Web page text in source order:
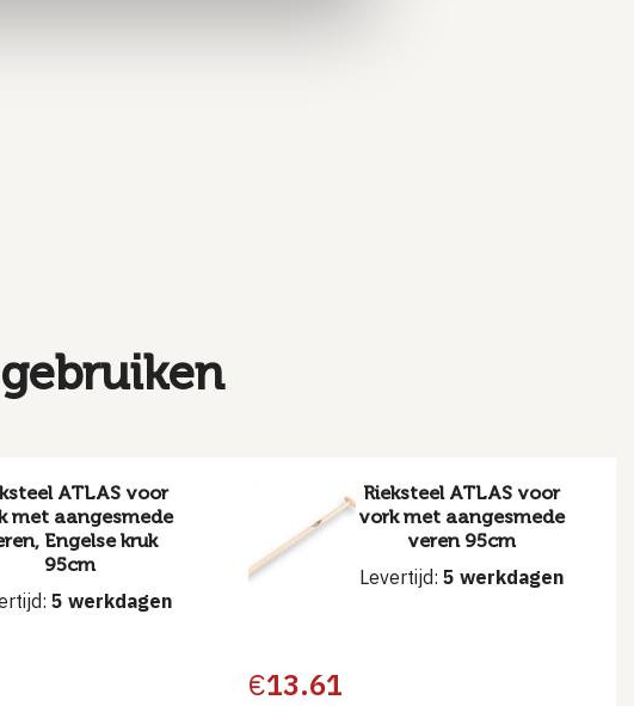
ATLAS voor
met aangesmede
Engelse kruk
95cm
5 werkdagen
Rieksteel ATLAS voor
vork met aangesmede
veren 95cm
Levertijd:5 werkdagen
€13.61